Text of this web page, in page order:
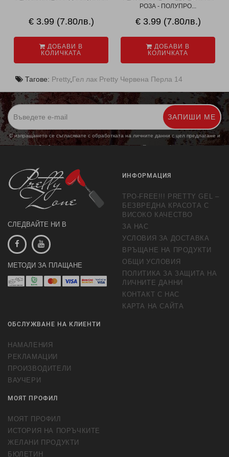
€ 3.99 (7.80лв.)
ДОБАВИ В
КОЛИЧКАТА
РОЗА - ПОЛУПРО...
€ 3.99 (7.80лв.)
ДОБАВИ В
КОЛИЧКАТА
Тагове: Pretty, Гел лак Pretty Червена Перла 14
ЗАПИШИ МЕ
С изпращането се съгласявате с обработката на личните данни с цел предлагане и
обработка на маркетингови предложения. Повече информация
СЛЕДВАЙТЕ НИ В
МЕТОДИ ЗА ПЛАЩАНЕ
ИНФОРМАЦИЯ
TPO-FREE!!! PRETTY GEL –
БЕЗВРЕДНА КРАСОТА С
ВИСОКО КАЧЕСТВО
ЗА НАС
УСЛОВИЯ ЗА ДОСТАВКА
ВРЪЩАНЕ НА ПРОДУКТИ
ОБЩИ УСЛОВИЯ
ПОЛИТИКА ЗА ЗАЩИТА НА
ЛИЧНИТЕ ДАННИ
КОНТАКТ С НАС
КАРТА НА САЙТА
ОБСЛУЖВАНЕ НА КЛИЕНТИ
НАМАЛЕНИЯ
РЕКЛАМАЦИИ
ПРОИЗВОДИТЕЛИ
ВАУЧЕРИ
МОЯТ ПРОФИЛ
МОЯТ ПРОФИЛ
ИСТОРИЯ НА ПОРЪЧКИТЕ
ЖЕЛАНИ ПРОДУКТИ
БЮЛЕТИН